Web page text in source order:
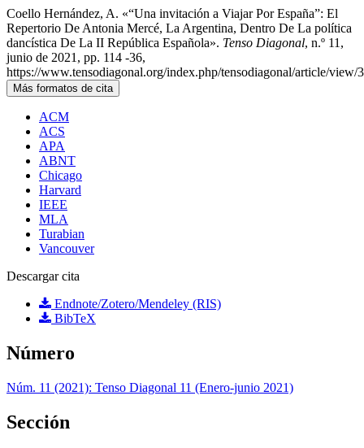
Coello Hernández, A. «“Una invitación a Viajar Por España”: El
Repertorio De Antonia Mercé, La Argentina, Dentro De La política
dancística De La II República Española». Tenso Diagonal, n.º 11,
junio de 2021, pp. 114 -36,
https://www.tensodiagonal.org/index.php/tensodiagonal/article/view/
Más formatos de cita
ACM
ACS
APA
ABNT
Chicago
Harvard
IEEE
MLA
Turabian
Vancouver
Descargar cita
Endnote/Zotero/Mendeley (RIS)
BibTeX
Número
Núm. 11 (2021): Tenso Diagonal 11 (Enero-junio 2021)
Sección